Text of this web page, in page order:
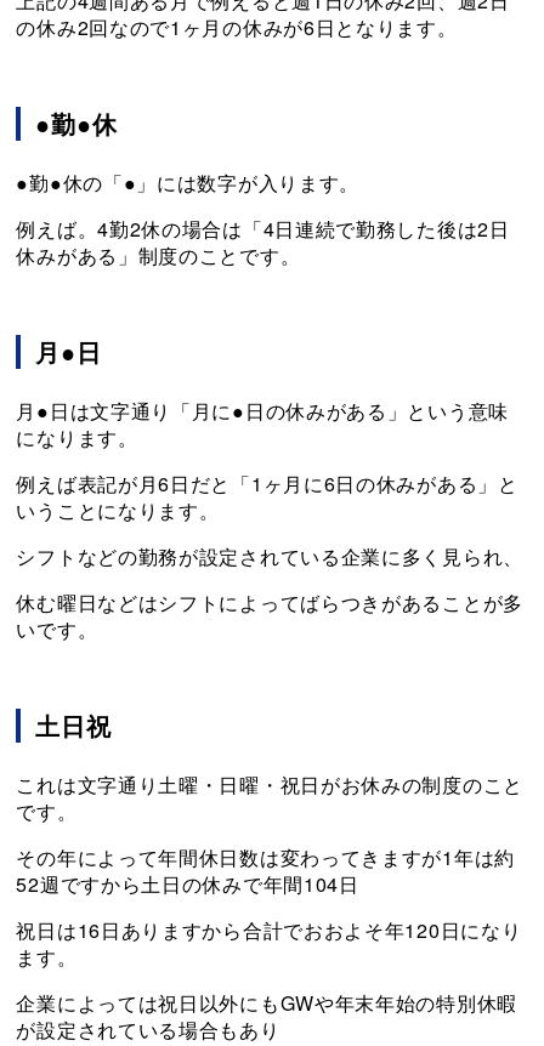
の休み2回なので1ヶ月の休みが6日となります。
●勤●休
●勤●休の「●」には数字が入ります。
例えば。4勤2休の場合は「4日連続で勤務した後は2日
休みがある」制度のことです。
月●日
月●日は文字通り「月に●日の休みがある」という意味
になります。
例えば表記が月6日だと「1ヶ月に6日の休みがある」と
いうことになります。
シフトなどの勤務が設定されている企業に多く見られ、
休む曜日などはシフトによってばらつきがあることが多
いです。
土日祝
これは文字通り土曜・日曜・祝日がお休みの制度のこと
です。
その年によって年間休日数は変わってきますが1年は約
52週ですから土日の休みで年間104日
祝日は16日ありますから合計でおおよそ年120日になり
ます。
企業によっては祝日以外にもGWや年末年始の特別休暇
が設定されている場合もあり